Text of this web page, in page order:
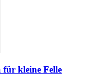
für kleine Felle